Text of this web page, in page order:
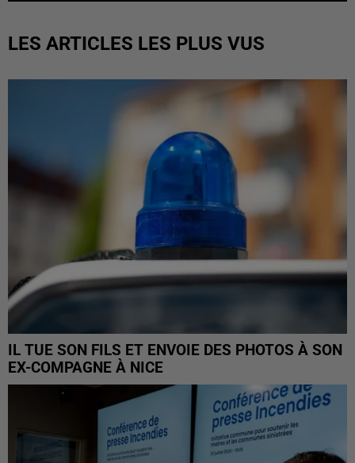
LES ARTICLES LES PLUS VUS
IL TUE SON FILS ET ENVOIE DES PHOTOS À SON
EX-COMPAGNE À NICE